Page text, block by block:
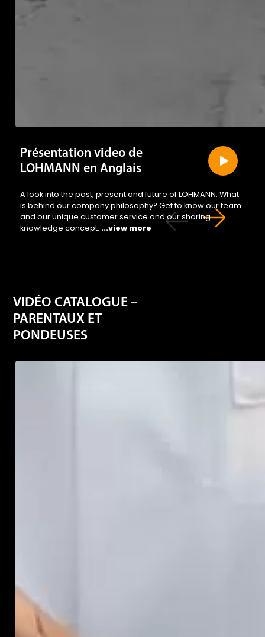
Présentation video de
LOHMANN en Anglais
is behind our company philosophy? Get to know our team
and our unique customer service and our sharing
knowledge concept....view more
VIDÉO CATALOGUE –
PARENTAUX ET
PONDEUSES